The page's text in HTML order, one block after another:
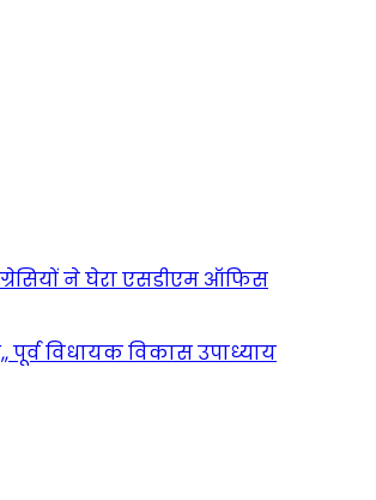
ने घेरा एसडीएम ऑफिस
विधायक विकास उपाध्याय